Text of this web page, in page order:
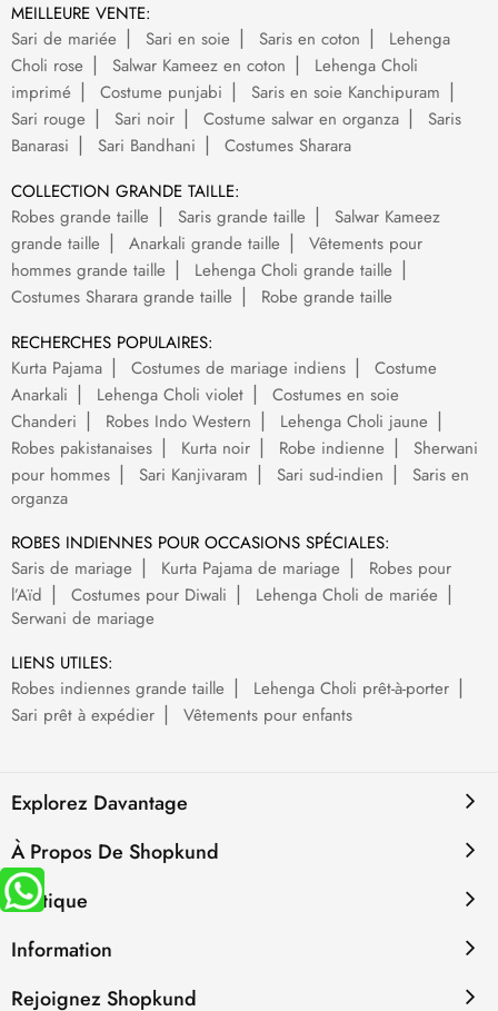
MEILLEURE VENTE:
Sari de mariée
Sari en soie Saris en coton
Lehenga
Choli rose
Salwar Kameez en coton
Lehenga Choli
imprimé
Costume punjabi
Saris en soie Kanchipuram
Sari rouge
Sari noir Costume salwar en organza
Saris
Banarasi
Sari Bandhani
Costumes Sharara
COLLECTION GRANDE TAILLE:
Robes grande taille
Saris grande taille
Salwar Kameez
grande taille
Anarkali grande taille
Vêtements pour
hommes grande taille
Lehenga Choli grande taille
Costumes Sharara grande taille
Robe grande taille
RECHERCHES POPULAIRES:
Kurta Pajama
Costumes de mariage indiens
Costume
Anarkali
Lehenga Choli violet
Costumes en soie
Chanderi
Robes Indo Western
Lehenga Choli jaune
Robes pakistanaises
Kurta noir Robe indienne
Sherwani
pour hommes
Sari Kanjivaram Sari sud-indien
Saris en
organza
ROBES INDIENNES POUR OCCASIONS SPÉCIALES:
Saris de mariage
Kurta Pajama de mariage
Robes pour
l’Aïd
Costumes pour Diwali
Lehenga Choli de mariée
Serwani de mariage
LIENS UTILES:
Robes indiennes grande taille
Lehenga Choli prêt-à-porter
Sari prêt à expédier
Vêtements pour enfants
Explorez Davantage
À Propos De Shopkund
Politique
Information
Rejoignez Shopkund